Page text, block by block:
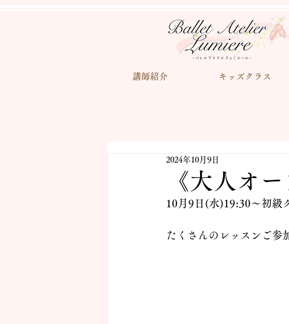
講師紹介 キッズクラス
《大人オ
2024年10月9日
10月9日(水)19:30〜初級
たくさんのレッスンご